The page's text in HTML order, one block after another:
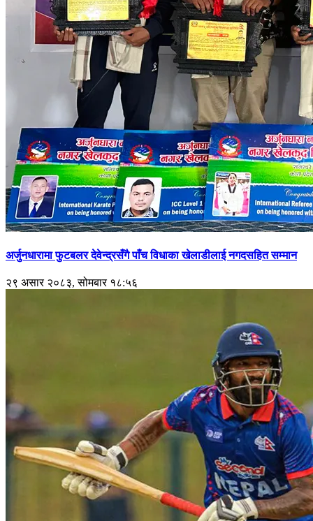
अर्जुनधारामा फुटबलर देवेन्द्रसँगै पाँच विधाका खेलाडीलाई नगदसहित सम्मान
२९ असार २०८३, सोमबार १८:५६